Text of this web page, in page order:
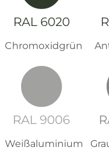
RAL 6020
Chromoxidgrün
RAL 9006
Weißaluminium